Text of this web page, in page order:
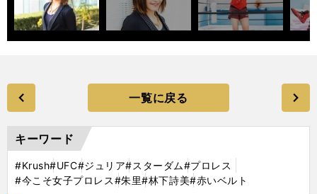
一覧に戻る
キーワード
#Krush#UFC#ジュリア#スターダム#プロレス
#今こそ女子プロレス#朱里#林下詩美#赤いベルト